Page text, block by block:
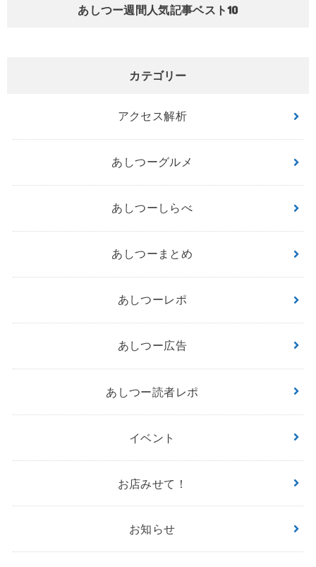
あしつー週間人気記事ベスト10
カテゴリー
アクセス解析
あしつーグルメ
あしつーしらべ
あしつーまとめ
あしつーレポ
あしつー広告
あしつー読者レポ
イベント
お店みせて！
お知らせ